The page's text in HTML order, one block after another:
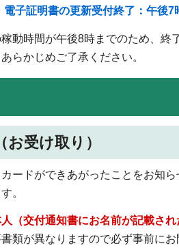
子証明書の更新受付終了：午後7
動時間が午後8時までのため、終
らかじめご了承ください。
受け取り）
ードができあがったことをお知
。
（交付通知書にお名前が記載さ
類が異なりますので必ず事前にお